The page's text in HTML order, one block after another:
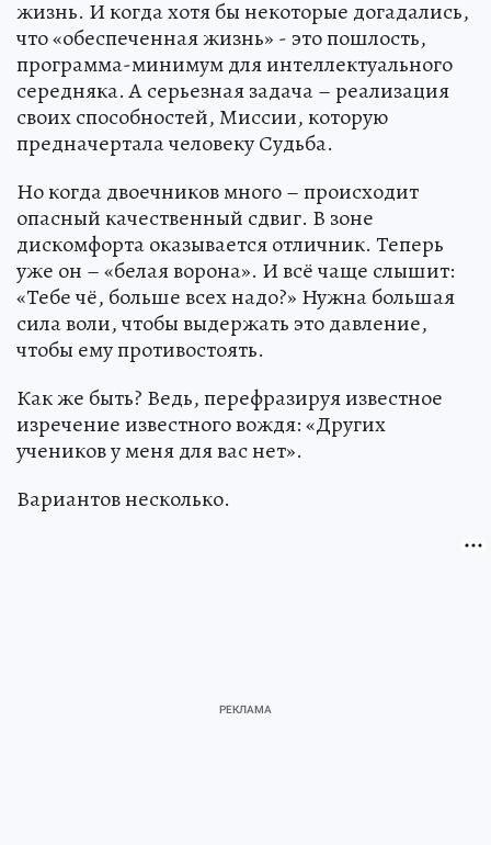
жизнь. И когда хотя бы некоторые догадались,
что «обеспеченная жизнь» - это пошлость,
программа-минимум для интеллектуального
середняка. А серьезная задача – реализация
своих способностей, Миссии, которую
предначертала человеку Судьба.
Но когда двоечников много – происходит
опасный качественный сдвиг. В зоне
дискомфорта оказывается отличник. Теперь
уже он – «белая ворона». И всё чаще слышит:
«Тебе чё, больше всех надо?» Нужна большая
сила воли, чтобы выдержать это давление,
чтобы ему противостоять.
Как же быть? Ведь, перефразируя известное
изречение известного вождя: «Других
учеников у меня для вас нет».
Вариантов несколько.